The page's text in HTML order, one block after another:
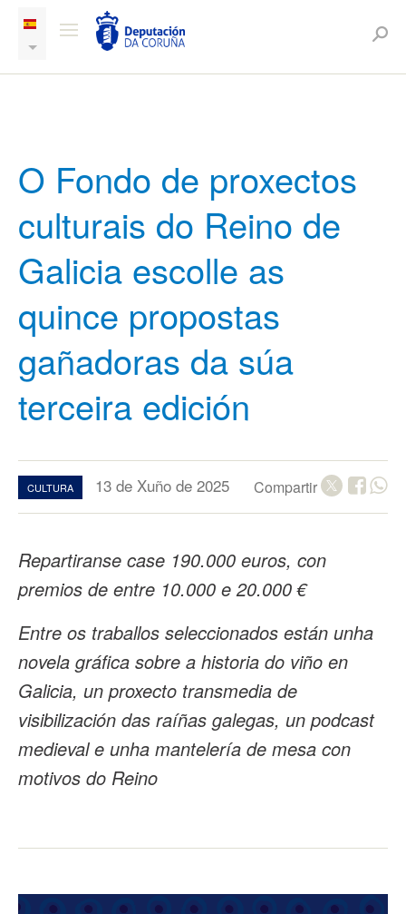
O Fondo de proxectos
culturais do Reino de
Galicia escolle as
quince propostas
gañadoras da súa
terceira edición
CULTURA 13 de Xuño de 2025 Compartir
Repartiranse case 190.000 euros, con
premios de entre 10.000 e 20.000 €
Entre os traballos seleccionados están unha
novela gráfica sobre a historia do viño en
Galicia, un proxecto transmedia de
visibilización das raíñas galegas, un podcast
medieval e unha mantelería de mesa con
motivos do Reino